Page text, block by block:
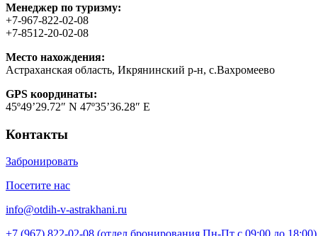
Менеджер по туризму:
+7-967-822-02-08
+7-8512-20-02-08
Место нахождения:
Астраханская область, Икрянинский р-н, с.Вахромеево
GPS координаты:
45º49’29.72″ N 47º35’36.28″ E
Контакты
Забронировать
Посетите нас
info@otdih-v-astrakhani.ru